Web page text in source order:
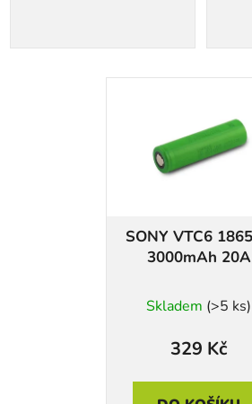
SONY VTC6
3000mAh 20A
Skladem (>5 ks)
329 Kč